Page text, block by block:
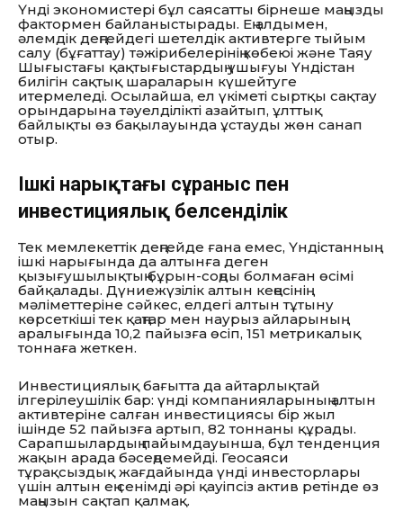
Үнді экономистері бұл саясатты бірнеше маңызды
фактормен байланыстырады. Ең алдымен,
әлемдік деңгейдегі шетелдік активтерге тыйым
салу (бұғаттау) тәжірибелерінің көбеюі және Таяу
Шығыстағы қақтығыстардың ушығуы Үндістан
билігін сақтық шараларын күшейтуге
итермеледі. Осылайша, ел үкіметі сыртқы сақтау
орындарына тәуелділікті азайтып, ұлттық
байлықты өз бақылауында ұстауды жөн санап
отыр.
Ішкі нарықтағы сұраныс пен
инвестициялық белсенділік
Тек мемлекеттік деңгейде ғана емес, Үндістанның
ішкі нарығында да алтынға деген
қызығушылықтың бұрын-соңды болмаған өсімі
байқалады. Дүниежүзілік алтын кеңесінің
мәліметтеріне сәйкес, елдегі алтын тұтыну
көрсеткіші тек қаңтар мен наурыз айларының
аралығында 10,2 пайызға өсіп, 151 метрикалық
тоннаға жеткен.
Инвестициялық бағытта да айтарлықтай
ілгерілеушілік бар: үнді компанияларының алтын
активтеріне салған инвестициясы бір жыл
ішінде 52 пайызға артып, 82 тоннаны құрады.
Сарапшылардың пайымдауынша, бұл тенденция
жақын арада бәсеңдемейді. Геосаяси
тұрақсыздық жағдайында үнді инвесторлары
үшін алтын ең сенімді әрі қауіпсіз актив ретінде өз
маңызын сақтап қалмақ.